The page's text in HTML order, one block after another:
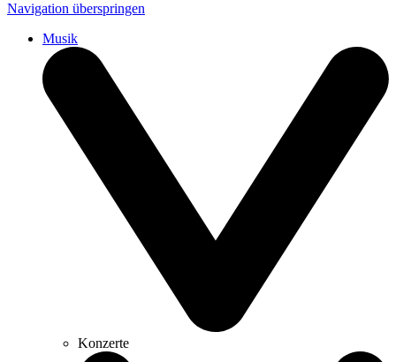
Navigation überspringen
Musik
Konzerte